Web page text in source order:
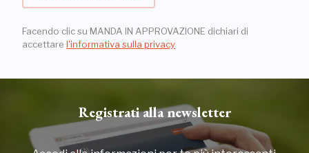
Facendo clic su MANDA IN APPROVAZIONE dichiari di
accettare l'informativa sulla privacy
Registrati alla newsletter